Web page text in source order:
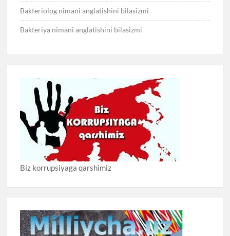
Bakteriolog nimani anglatishini bilasizmi
Bakteriya nimani anglatishini bilasizmi
Biz korrupsiyaga qarshimiz